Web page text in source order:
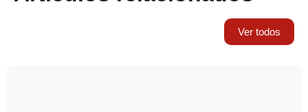
Ver todos